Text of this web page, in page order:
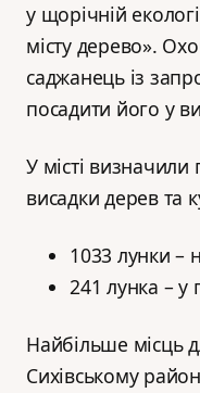
у щорічній
місту дерево».
саджанець із
посадити його у
У місті
висадки дерев та
1033 лунки –
241 лунка – у
Найбільше місць
Сихівському